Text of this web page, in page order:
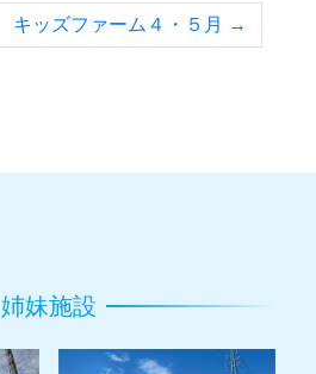
キッズファーム４・５月 →
姉妹施設